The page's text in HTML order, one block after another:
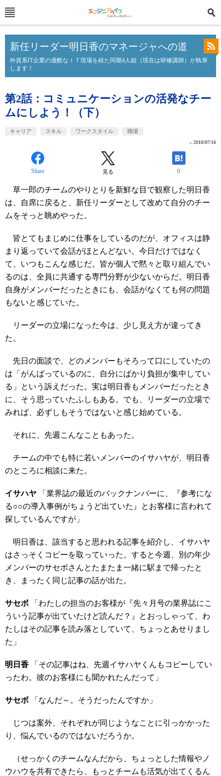
新任リーダー明日香のマネージャへの道
外資系IT企業の過酷なＩＴ現場を経た同期4人組（現在は研修講師）が執筆
します！
第2話：コミュニケーションの活発なチー
ムにしよう！（下）
キャリア スキル ワークスタイル 職場
» 2010/07/16
Share 見る 0
草一郎のチームのやりとりを新鮮な目で観察した明日香
は、自席に戻ると、新任リーダーとして改めて自分のチー
ムをそっと眺めやった。
皆とてもまじめに仕事をしているのだが、オフィスは静
まり返っていて会話がほとんどない。今日だけではなく
て、いつもこんな感じだ。皆が個人で黙々と取り組んでい
るのは、全員に共通する専門分野が少ないからだ。明日香
自身がメンバーだったときにも、会話がなくても何の問題
もないと感じていた。
リーダーの立場になった今は、少し見え方が違ってき
た。
先日の面談で、どのメンバーもそろって口にしていたの
は「がんばっているのに、自分にばかり負担が集中してい
る」という訴えだった。実は明日香もメンバーだったとき
に、そう思っていたふしもある。でも、リーダーの立場で
みれば、必ずしもそうではないと感じ始めている。
それに、先週こんなこともあった。
チームの中でも特に若いメンバーのイサハヤが、明日香
のところに相談に来た。
イサハヤ 「業界誌の最近のバックナンバーに、『参考にな
る○○の導入事例がちょうど出ていた』とお客様に言われて
探しているんですが」
明日香は、該当すると思われる記事を紹介し、イサハヤ
はさっそくコピーを取っていった。すると今週、別の年少
メンバーのサセボさんとたまたま一緒に駅まで帰ったと
き、まったく同じ記事の話が出た。
サセボ 「わたしの担当のお客様が『先々月号の業界誌にこ
ういう記事が出ていたけど読んだ？』とおっしゃって、わ
たしはその記事を読み落としていて、ちょっとあせりまし
た」
明日香
「その記事はね、先週イサハヤくんもコピーしてい
ったわ。彼のお客様にも聞かれたんだって」
サセボ 「なんだ～。そうだったんですか」
じつは案外、それぞれが同じようなことに引っかかった
り、悩んでいるのではないだろうか。
（せっかくのチームなんだから、ちょっとした情報やノ
ウハウを共有できたら、もっとチームも活気が出てくるん